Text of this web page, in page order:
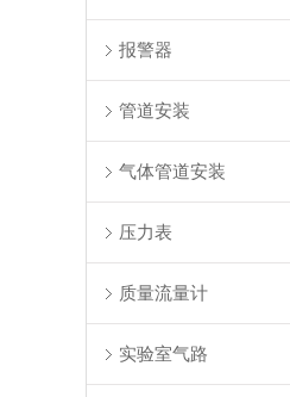
报警器
管道安装
气体管道安装
压力表
质量流量计
实验室气路